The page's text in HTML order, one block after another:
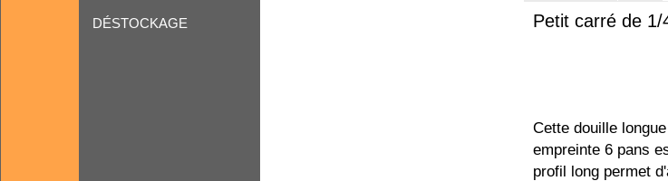
DÉSTOCKAGE Petit carré de
Cette douille
empreinte 6 pans
profil long permet